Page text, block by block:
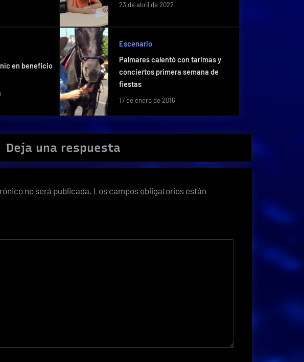
23 de abril de 2022
en beneficio
Escenario
Palmares calentó con tarimas y
conciertos primera semana de
fiestas
17 de enero de 2016
Deja una respuesta
no será publicada. Los campos obligatorios están